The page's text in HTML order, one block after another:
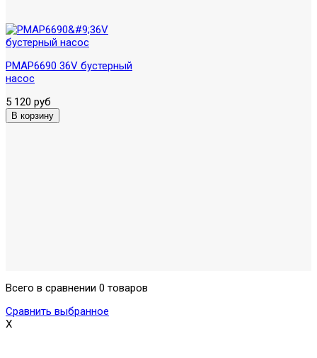
PMAP6690 36V бустерный
насос
5 120 руб
Всего в сравнении 0 товаров
Сравнить выбранное
X